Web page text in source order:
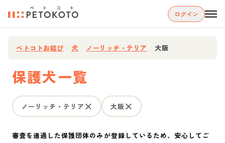
ログイン
ペトコトお結び 犬 ノーリッチ・テリア 大阪
保護犬一覧
ノーリッチ・テリア 大阪
審査を通過した保護団体のみが登録しているため、安心してご